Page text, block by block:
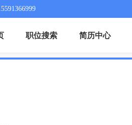
职位搜索 简历中心